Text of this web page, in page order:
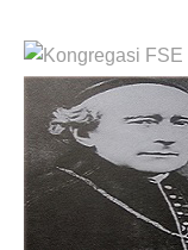
content